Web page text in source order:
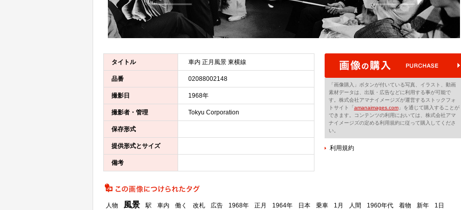
タイトル 車内 正月風景 東横線
品番 02088002148
撮影日 1968年
撮影者・管理 Tokyu Corporation
保存形式
提供形式とサイズ
備考
「画像購入」ボタンが付いている写真、イラスト、動画
素材データは、出版・広告などに利用する事が可能で
す。株式会社アマナイメージズが運営するストックフォ
トサイト「amanaimages.com」を通じて購入することが
できます。コンテンツの利用においては、株式会社アマ
ナイメージズの定める利用規約に従って購入してくださ
い。
利用規約
人物 風景 駅 車内 働く 改札 広告 1968年 正月 1964年 日本 乗車 1月 人間 1960年代 着物 新年 1日